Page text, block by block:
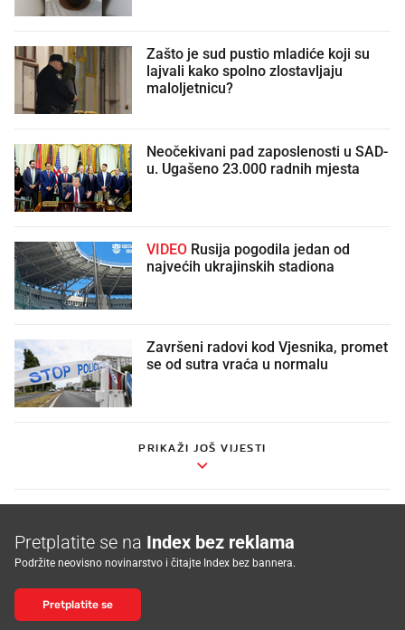
Zašto je sud pustio mladiće koji su
lajvali kako spolno zlostavljaju
maloljetnicu?
Neočekivani pad zaposlenosti u SAD-
u. Ugašeno 23.000 radnih mjesta
VIDEO
najvećih ukrajinskih stadiona
Završeni radovi kod Vjesnika, promet
se od sutra vraća u normalu
PRIKAŽI JOŠ VIJESTI
Pretplatite se na Index bez reklama
Podržite neovisno novinarstvo i čitajte Index bez bannera.
Pretplatite se